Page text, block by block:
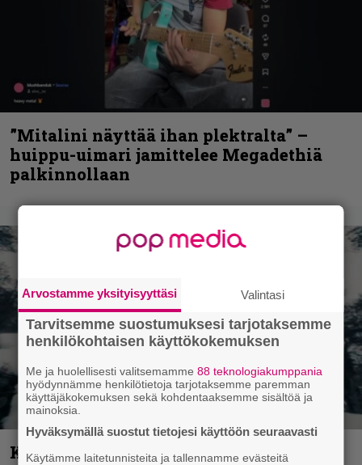
”Mitalini näyttää ihan plektralta” –
huippu-uimari jamittelee Megadethiä
palkinnollaan
Kunnianosoitus hyiselle Pohjolalle –
Arvostamme yksityisyyttäsi Valintasi
Tarvitsemme suostumuksesi tarjotaksemme
henkilökohtaisen käyttökokemuksen
Me ja huolellisesti valitsemamme88 teknologiakumppania
hyödynnämme henkilötietoja tarjotaksemme paremman
käyttäjäkokemuksen sekä kohdentaaksemme sisältöä ja
mainoksia.
Hyväksymällä suostut tietojesi käyttöön seuraavasti
Käytämme laitetunnisteita ja tallennamme evästeitä